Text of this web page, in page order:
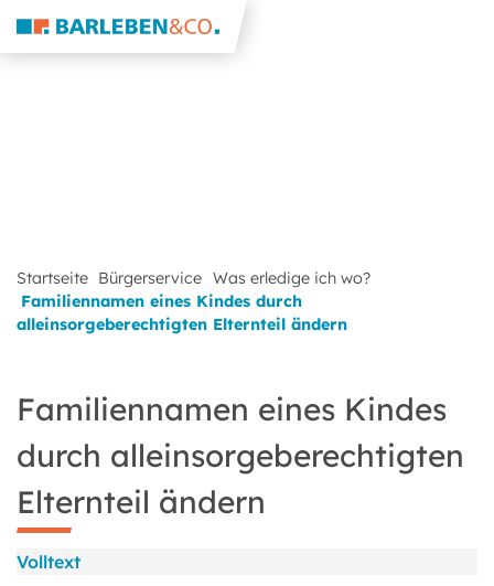
Startseite Bürgerservice Was erledige ich wo?
Familiennamen eines Kindes durch
alleinsorgeberechtigten Elternteil ändern
Familiennamen eines Kindes
durch alleinsorgeberechtigten
Elternteil ändern
Volltext